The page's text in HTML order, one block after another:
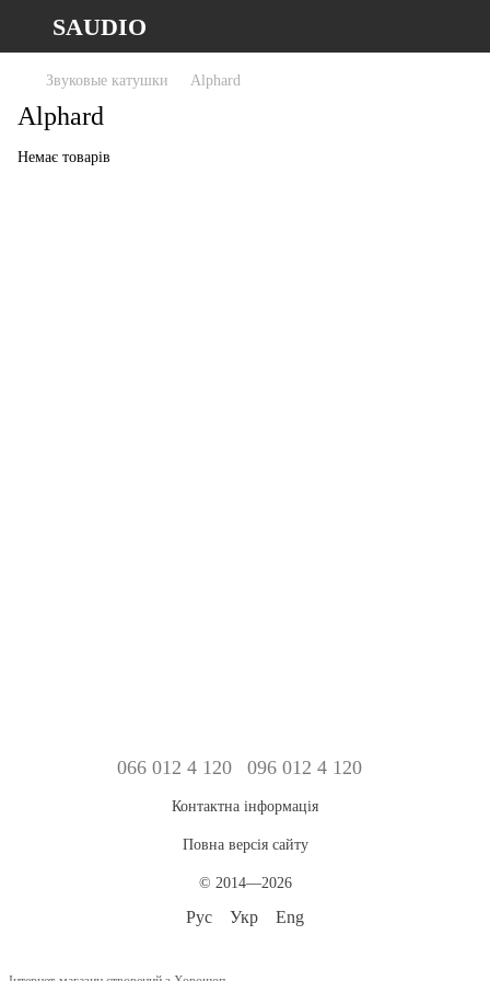
SAUDIO
Звуковые катушки Alphard
Alphard
Немає товарів
066 012 4 120 096 012 4 120
Контактна інформація
Повна версія сайту
© 2014—2026
Рус Укр Eng